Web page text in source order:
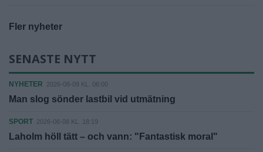
Fler nyheter
SENASTE NYTT
NYHETER 2026-08-09 KL. 06:00
Man slog sönder lastbil vid utmätning
SPORT 2026-08-08 KL. 18:19
Laholm höll tätt – och vann: "Fantastisk moral"